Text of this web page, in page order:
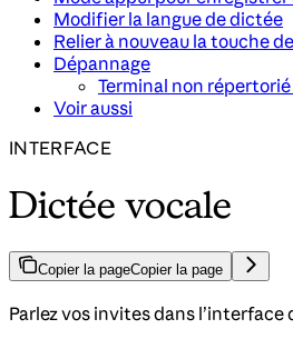
Modifier la langue de dictée
Relier à nouveau la touche
Dépannage
Terminal non
Voir aussi
INTERFACE
Dictée vocale
Copier la pageCopier la page
Parlez vos invites dans